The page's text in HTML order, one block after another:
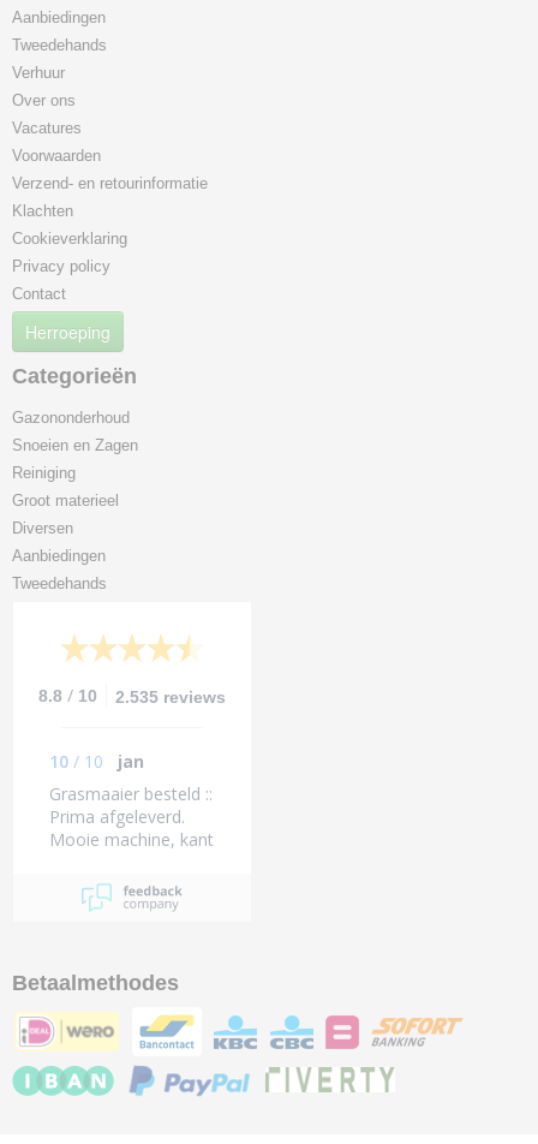
Aanbiedingen
Tweedehands
Verhuur
Over ons
Vacatures
Voorwaarden
Verzend- en retourinformatie
Klachten
Cookieverklaring
Privacy policy
Contact
Herroeping
Categorieën
Gazononderhoud
Snoeien en Zagen
Reiniging
Groot materieel
Diversen
Aanbiedingen
Tweedehands
8.8 / 10 2.535 reviews
10 / 10
jan
Grasmaaier besteld ::
Prima afgeleverd.
Mooie machine, kant
beginnen Zelfs de
tank zat vol benzine
Betaalmethodes